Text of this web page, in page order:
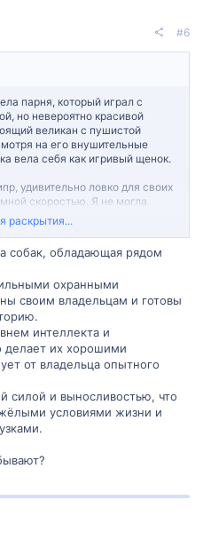
#6
парня, который играл с
но невероятно красивой
великан с пушистой
на его внушительные
вела себя как игривый щенок.
удивительно ловко для своих
скоростью. Я не могла
этих движениях чувствовались
с палкой, парень
— видно было, что собака
а тот отвечает ей
На первый взгляд гампр
момент я поняла,
горные великаны, когда
нравится в этой породе?
раскрытия...
собак, обладающая рядом
охранными
своим владельцам и готовы
интеллекта и
их хорошими
от владельца опытного
силой и выносливостью, что
условиями жизни и